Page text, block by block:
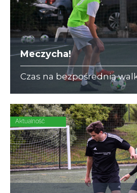
Meczycha!
Czas na bezpośrednią
lidera w I Lidze A i III Lidze
siebie stają Dedax z
Akcesoria z Korporatami.
Aktualność